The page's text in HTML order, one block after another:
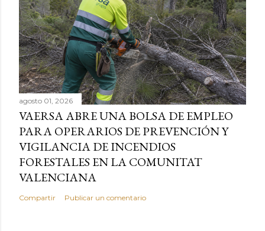
agosto 01, 2026
VAERSA ABRE UNA BOLSA DE EMPLEO
PARA OPERARIOS DE PREVENCIÓN Y
VIGILANCIA DE INCENDIOS
FORESTALES EN LA COMUNITAT
VALENCIANA
Compartir Publicar un comentario